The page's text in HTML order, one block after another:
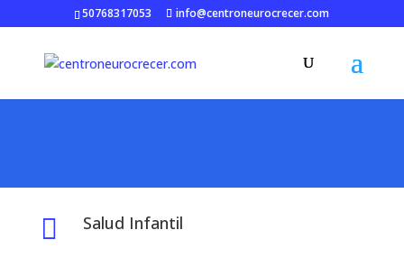
50768317053 info@centroneurocrecer.com
 Salud Infantil